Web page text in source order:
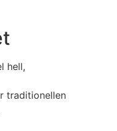
hell,
traditionellen